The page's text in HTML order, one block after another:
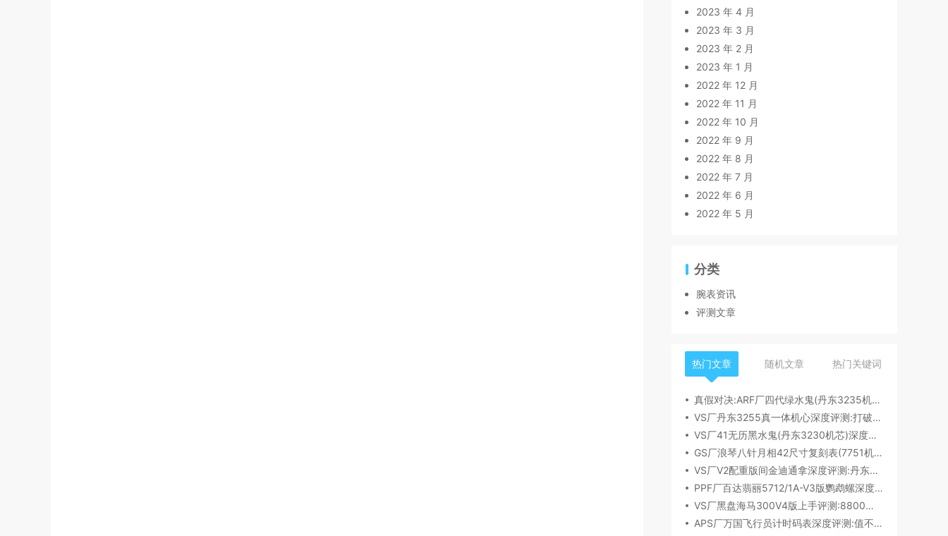
2023 年 4 月
2023 年 3 月
2023 年 2 月
2023 年 1 月
2022 年 12 月
2022 年 11 月
2022 年 10 月
2022 年 9 月
2022 年 8 月
2022 年 7 月
2022 年 6 月
2022 年 5 月
分类
腕表资讯
评测文章
热门文章 随机文章 热门关键词
真假对决:ARF厂四代绿水鬼(丹东3235机芯)深度评测
VS厂丹东3255真一体机心深度评测:打破市场乱象,重塑复刻机芯新标杆​
VS厂41无历黑水鬼(丹东3230机芯)深度评测:性能与破绽全解析
GS厂浪琴八针月相42尺寸复刻表(7751机芯)细节全析
VS厂V2配重版间金迪通拿深度评测:丹东4131机芯加持下的165克精密之作​
PPF厂百达翡丽5712/1A-V3版鹦鹉螺深度评测:细节升级直击正品
VS厂黑盘海马300V4版上手评测:8800一体机芯加持,复刻天花板实至名归?
APS厂万国飞行员计时码表深度评测:值不值得入手？